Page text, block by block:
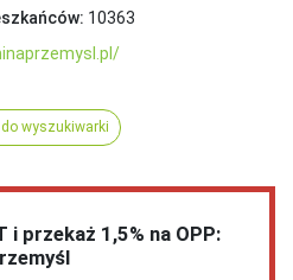
10363
wyszukiwarki
przekaż 1,5% na OPP: